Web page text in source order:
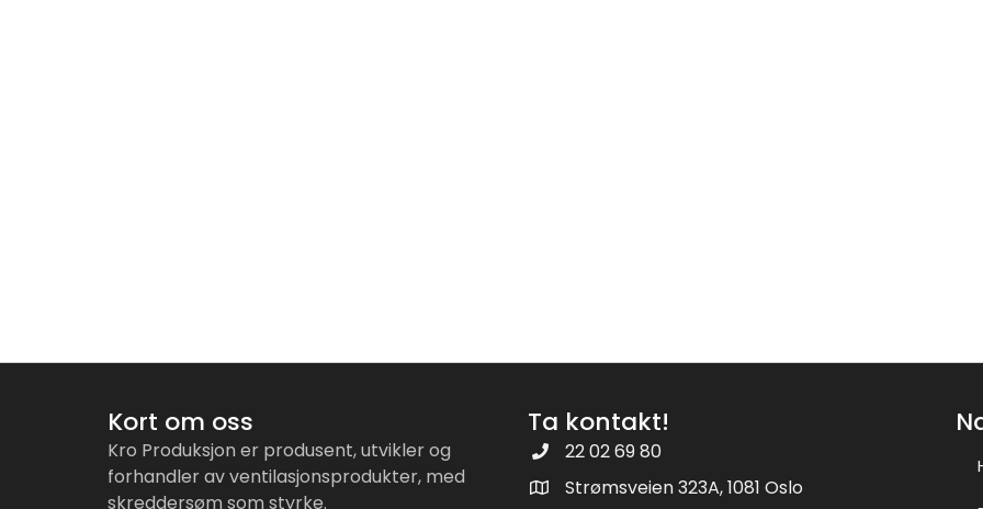
Kort om oss
Kro Produksjon er produsent, utvikler og
forhandler av ventilasjonsprodukter, med
skreddersøm som styrke.
Ta kontakt!
22 02 69 80
Strømsveien 323A, 1081 Oslo